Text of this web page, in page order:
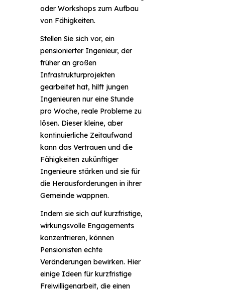
oder Workshops zum Aufbau
von Fähigkeiten.
Stellen Sie sich vor, ein
pensionierter Ingenieur, der
früher an großen
Infrastrukturprojekten
gearbeitet hat, hilft jungen
Ingenieuren nur eine Stunde
pro Woche, reale Probleme zu
lösen. Dieser kleine, aber
kontinuierliche Zeitaufwand
kann das Vertrauen und die
Fähigkeiten zukünftiger
Ingenieure stärken und sie für
die Herausforderungen in ihrer
Gemeinde wappnen.
Indem sie sich auf kurzfristige,
wirkungsvolle Engagements
konzentrieren, können
Pensionisten echte
Veränderungen bewirken. Hier
einige Ideen für kurzfristige
Freiwilligenarbeit, die einen